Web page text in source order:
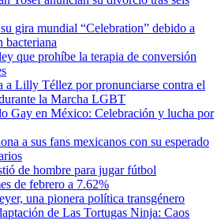
gira mundial “Celebration” debido a
bacteriana
que prohíbe la terapia de conversión
a Lilly Téllez por pronunciarse contra el
la Marcha LGBT
Gay en México: Celebración y lucha por
a sus fans mexicanos con su esperado
de hombre para jugar fútbol
de febrero a 7.62%
una pionera política transgénero
de Las Tortugas Ninja: Caos